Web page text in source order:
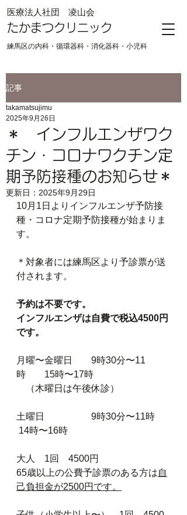
練馬区の内科・循環器科・消化器科・小児科
​医療法人社団 凌山会
たかまつクリニック
記事
＊ インフルエンザワク
チン・コロナワクチン定
期予防接種のお知らせ＊
takamatsujimu
2025年9月26日
更新日： 2025年9月29日
10月1日よりインフルエンザ予防接
種・コロナ定期予防接種が始まりま
す。
＊対象者には練馬区より予診票が送
付されます。
予約は不要です。
インフルエンザは自費で税込4500円
です。
月曜〜金曜日　　9時30分〜11
時　　15時〜17時
（木曜日は午後休診）
土曜日　　　　　9時30分〜11時
14時〜16時
大人　1回　4500円
65歳以上の公費予診票のある方は自
己負担金が2500円です。